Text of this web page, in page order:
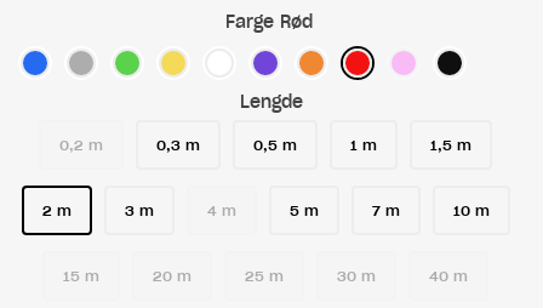
Farge Rød
Lengde
0,2 m 0,3 m 0,5 m 1 m 1,5 m
2 m 3 m 4 m 5 m 7 m 10 m
15 m 20 m 25 m 30 m 40 m